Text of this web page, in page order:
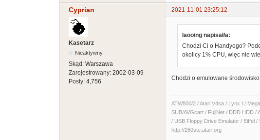
Cyprian 2021-11-01 23:25:12
Kasetarz
Nieaktywny
Skąd: Warszawa
Zarejestrowany: 2002-03-09
Posty: 4,756
laoo/ng napisał/a:
Chodzi Ci o Handyego?
okolicy 1% CPU, więc nie
Chodzi o emulowane
ATW800/2 / Atari V4sa / Lynx I /
SUB/AVGcart / FujiNet / DDD HDD /
/ USB Floppy Drive Emulator / Eiffel
http://260ste.atari.org